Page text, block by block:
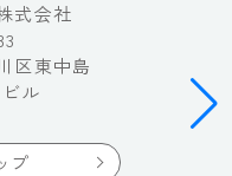
式会社
区東中島
ル
プ